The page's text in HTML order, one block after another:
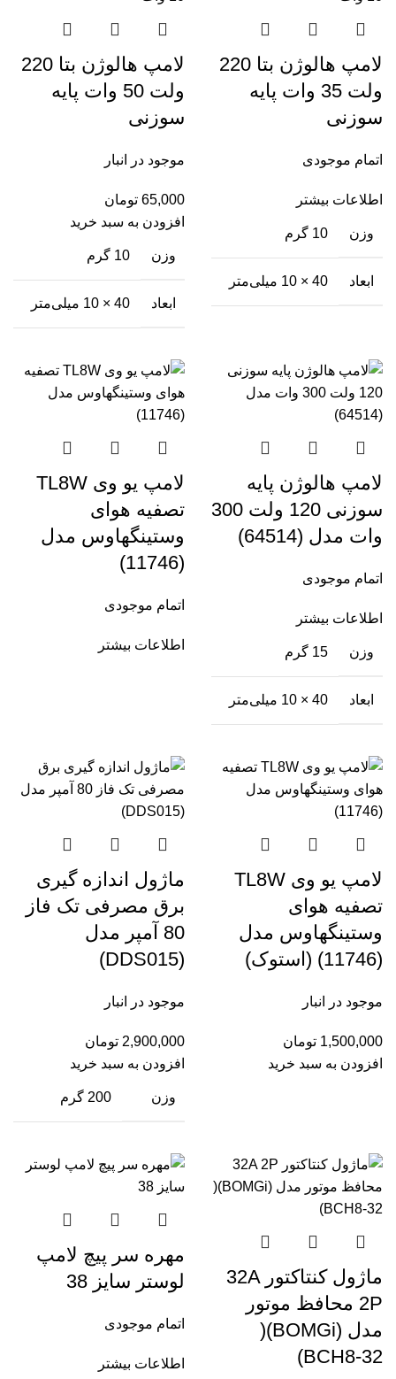
لامپ هالوژن بتا 220
ولت 35 وات پایه
سوزنی
اتمام موجودی
اطلاعات بیشتر
وزن 10 گرم
ابعاد 40 × 10 میلی‌متر
لامپ هالوژن بتا 220
ولت 50 وات پایه
سوزنی
موجود در انبار
65,000 تومان
افزودن به سبد خرید
وزن 10 گرم
ابعاد 40 × 10 میلی‌متر
لامپ هالوژن پایه
سوزنی 120 ولت 300
وات مدل (64514)
اتمام موجودی
اطلاعات بیشتر
وزن 15 گرم
ابعاد 40 × 10 میلی‌متر
لامپ یو وی TL8W
تصفیه هوای
وستینگهاوس مدل
(11746)
اتمام موجودی
اطلاعات بیشتر
لامپ یو وی TL8W
تصفیه هوای
وستینگهاوس مدل
(11746) (استوک)
موجود در انبار
1,500,000 تومان
افزودن به سبد خرید
ماژول اندازه گیری
برق مصرفی تک فاز
80 آمپر مدل
(DDS015)
موجود در انبار
2,900,000 تومان
افزودن به سبد خرید
وزن 200 گرم
ماژول کنتاکتور 32A
2P محافظ موتور
مدل (BOMGi)(
BCH8-32)
مهره سر پیچ لامپ
لوستر سایز 38
اتمام موجودی
اطلاعات بیشتر